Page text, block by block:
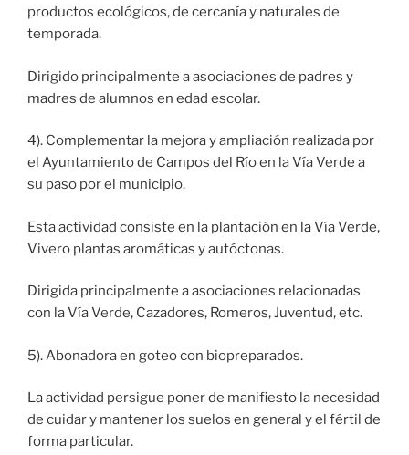
productos ecológicos, de cercanía y naturales de
temporada.
Dirigido principalmente a asociaciones de padres y
madres de alumnos en edad escolar.
4). Complementar la mejora y ampliación realizada por
el Ayuntamiento de Campos del Río en la Vía Verde a
su paso por el municipio.
Esta actividad consiste en la plantación en la Vía Verde,
Vivero plantas aromáticas y autóctonas.
Dirigida principalmente a asociaciones relacionadas
con la Vía Verde, Cazadores, Romeros, Juventud, etc.
5). Abonadora en goteo con biopreparados.
La actividad persigue poner de manifiesto la necesidad
de cuidar y mantener los suelos en general y el fértil de
forma particular.